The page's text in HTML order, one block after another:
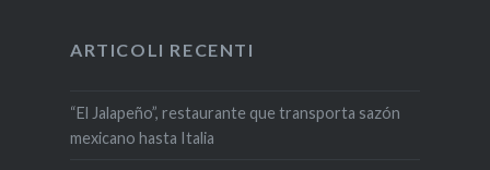
ARTICOLI RECENTI
“El Jalapeño”, restaurante que transporta sazón
mexicano hasta Italia